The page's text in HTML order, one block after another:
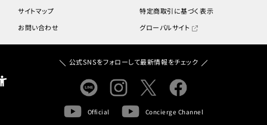
サイトマップ
特定商取引に基づく表示
お問い合わせ
グローバルサイト
公式SNSをフォローして最新情報をチェック
Official Concierge Channel